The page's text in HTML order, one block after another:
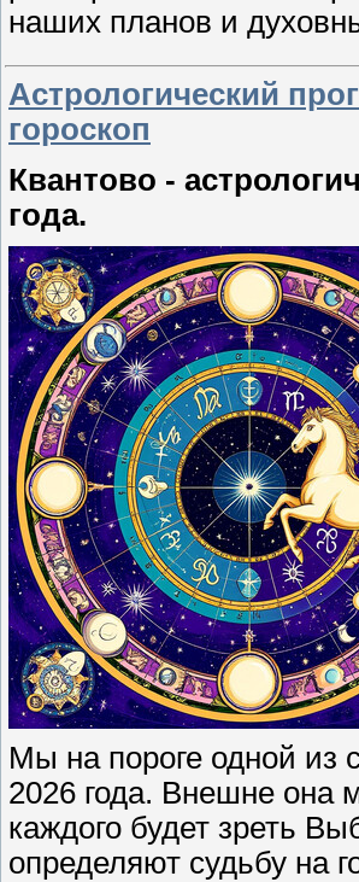
наших планов и
Астрологический
гороскоп
Квантово -
года.
Мы на пороге одной из
2026 года. Внешне она
каждого будет зреть
определяют судьбу на